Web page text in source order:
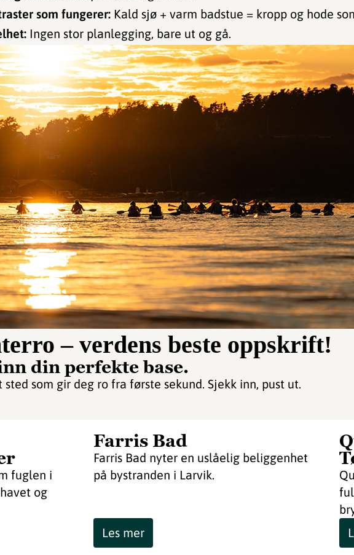
som fungerer: Kald sjø + varm badstue = kropp og hode
Ingen stor planlegging, bare ut og gå.
– verdens beste oppskrift!
din perfekte base.
sted som gir deg ro fra første sekund. Sjekk inn, pust ut.
fuglen i
og
Farris Bad
Farris Bad nyter en uslåelig beliggenhet
på bystranden i Larvik.
Les mer